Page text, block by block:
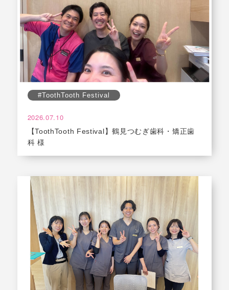
#ToothTooth Festival
2026.07.10
【ToothTooth Festival】鶴見つむぎ歯科・矯正歯
科 様